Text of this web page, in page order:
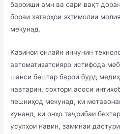
бароиши амн ва сари вақт
бораи хатарҳои эҳтимолии
мекунад.
Казинои онлайн инчунин
автоматизатсияро истифода
шанси бештар барои бурд
навтарин, сохтори асоси
пешниҳод мекунад, ки
кунанд, ки онҳо таҷрибаи
усулҳои навин, заминаи